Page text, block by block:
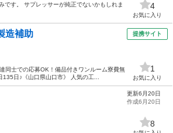
です。 サプレッサーが純正でないかもしれま
4
お気に入り
造補助
同士での応募OK！備品付きワンルーム寮費無
日♪《山口県山口市》 人気の工...
提携サイト
1
お気に入り
更新6月20日
作成6月20日
8